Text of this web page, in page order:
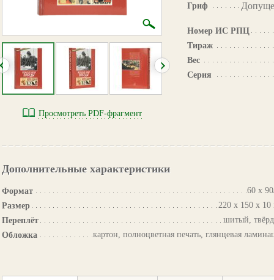
Просмотреть PDF-фрагмент
Гриф
Номер ИС РПЦ
Тираж
Вес
Серия
Дополнительные характеристики
Формат
60 х
Размер
220 х 150 х
Переплёт
шитый,
Обложка
картон, полноцветная печать, глянцевая